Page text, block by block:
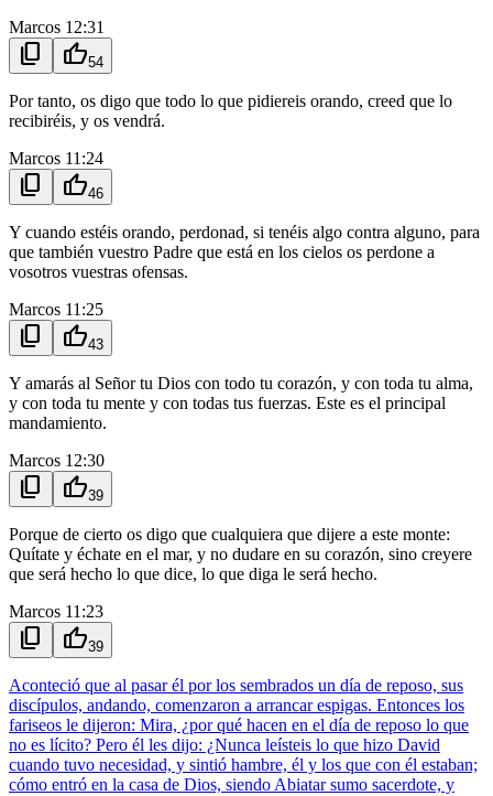
Marcos 12:31
content_copy thumb_up54
Por tanto, os digo que todo lo que pidiereis orando, creed que lo
recibiréis, y os vendrá.
Marcos 11:24
content_copy thumb_up46
Y cuando estéis orando, perdonad, si tenéis algo contra alguno, para
que también vuestro Padre que está en los cielos os perdone a
vosotros vuestras ofensas.
Marcos 11:25
content_copy thumb_up43
Y amarás al Señor tu Dios con todo tu corazón, y con toda tu alma,
y con toda tu mente y con todas tus fuerzas. Este es el principal
mandamiento.
Marcos 12:30
content_copy thumb_up39
Porque de cierto os digo que cualquiera que dijere a este monte:
Quítate y échate en el mar, y no dudare en su corazón, sino creyere
que será hecho lo que dice, lo que diga le será hecho.
Marcos 11:23
content_copy thumb_up39
Aconteció que al pasar él por los sembrados un día de reposo, sus
discípulos, andando, comenzaron a arrancar espigas. Entonces los
fariseos le dijeron: Mira, ¿por qué hacen en el día de reposo lo que
no es lícito? Pero él les dijo: ¿Nunca leísteis lo que hizo David
cuando tuvo necesidad, y sintió hambre, él y los que con él estaban;
cómo entró en la casa de Dios, siendo Abiatar sumo sacerdote, y